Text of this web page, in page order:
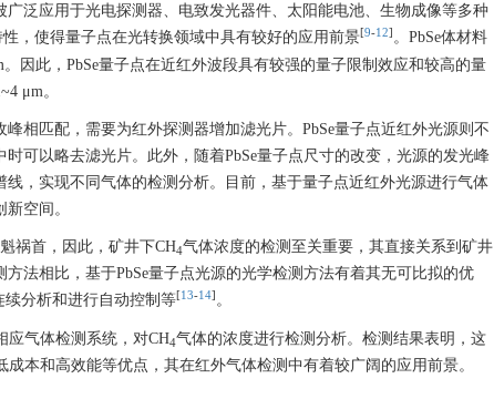
泛应用于光电探测器、电致发光器件、太阳能电池、生物成像等多种
，使得量子点在光转换领域中具有较好的应用前景[9-12] 。PbSe体材料
因此，PbSe量子点在近红外波段具有较强的量子限制效应和较高的量
μm。
相匹配，需要为红外探测器增加滤光片。PbSe量子点近红外光源则不
可以略去滤光片。此外，随着PbSe量子点尺寸的改变，光源的发光峰
，实现不同气体的检测分析。目前，基于量子点近红外光源进行气体
空间。
祸首，因此，矿井下CH4气体浓度的检测至关重要，其直接关系到矿井
法相比，基于PbSe量子点光源的光学检测方法有着其无可比拟的优
续分析和进行自动控制等[13-14] 。
应气体检测系统，对CH4气体的浓度进行检测分析。检测结果表明，这
本和高效能等优点，其在红外气体检测中有着较广阔的应用前景。